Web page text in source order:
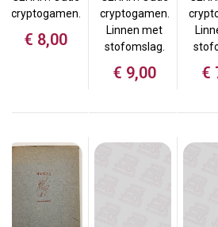
cryptogamen.
€ 8,00
cryptogamen.
Linnen met
stofomslag.
€ 9,00 €